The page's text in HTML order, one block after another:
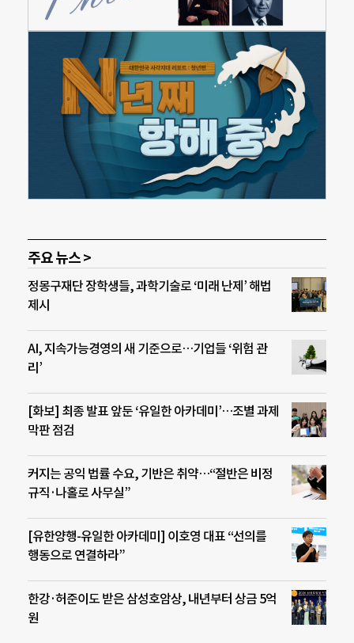
주요 뉴스 >
정몽구재단 장학생들, 과학기술로 ‘미래 난제’ 해법
제시
AI, 지속가능경영의 새 기준으로…기업들 ‘위험 관
리’
[화보] 최종 발표 앞둔 ‘유일한 아카데미’…조별 과제
막판 점검
커지는 공익 법률 수요, 기반은 취약…“절반은 비정
규직·나홀로 사무실”
[유한양행-유일한 아카데미] 이호영 대표 “선의를
행동으로 연결하라”
한강·허준이도 받은 삼성호암상, 내년부터 상금 5억
원